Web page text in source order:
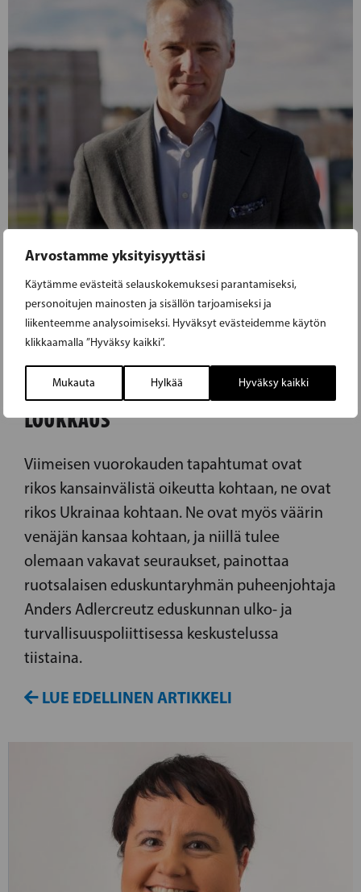
Arvostamme yksityisyyttäsi
Käytämme evästeitä selauskokemuksesi parantamiseksi,
personoitujen mainosten ja sisällön tarjoamiseksi ja
liikenteemme analysoimiseksi. Hyväksyt evästeidemme käytön
klikkaamalla ”Hyväksy kaikki”.
Mukauta Hylkää Hyväksy kaikki
22.02.2022
ADLERCREUTZ VENÄJÄN TOIMISTA:
VAKAVA KANSAINVÄLISEN OIKEUDEN
LOUKKAUS
Viimeisen vuorokauden tapahtumat ovat
rikos kansainvälistä oikeutta kohtaan, ne ovat
rikos Ukrainaa kohtaan. Ne ovat myös väärin
venäjän kansaa kohtaan, ja niillä tulee
olemaan vakavat seuraukset, painottaa
ruotsalaisen eduskuntaryhmän puheenjohtaja
Anders Adlercreutz eduskunnan ulko- ja
turvallisuuspoliittisessa keskustelussa
tiistaina.
LUE EDELLINEN ARTIKKELI